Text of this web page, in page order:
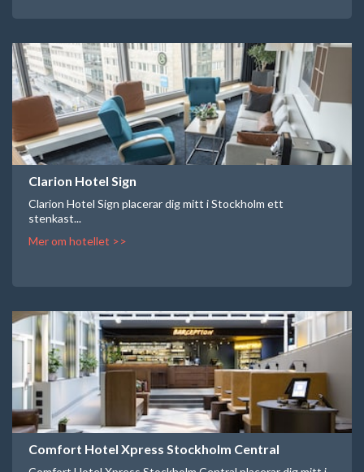
Clarion Hotel Sign
Clarion Hotel Sign placerar dig mitt i Stockholm ett
stenkast...
Mer om hotellet >>
Comfort Hotel Xpress Stockholm Central